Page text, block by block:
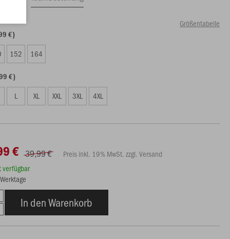
Größentabelle
€)
152 164
€)
L XL XXL 3XL 4XL
€ 39,99 €
Preis inkl. 19% MwSt. zzgl. Versand
verfügbar
In den Warenkorb